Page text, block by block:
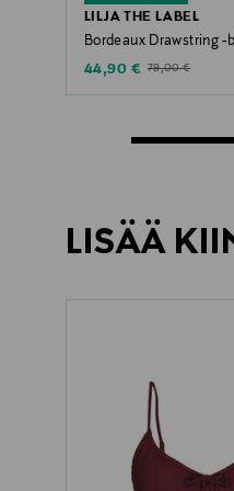
LILJA THE LABEL
Bordeaux Drawstring -
Discounted Price
44,90 € Original Price
79,00 €
LISÄÄ